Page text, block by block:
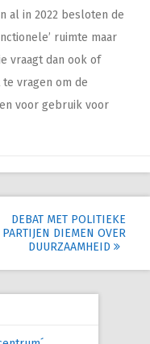
al in 2022 besloten de
ruimte maar
vraagt dan ook of
vragen om de
voor gebruik voor
DEBAT MET POLITIEKE
PARTIJEN DIEMEN OVER
DUURZAAMHEID